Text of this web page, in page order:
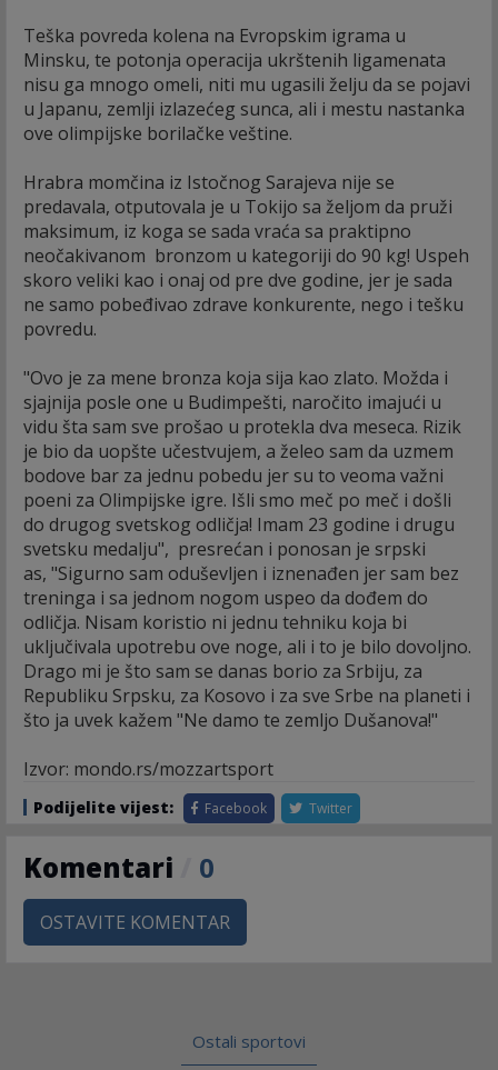
Teška povreda kolena na Evropskim igrama u
Minsku, te potonja operacija ukrštenih ligamenata
nisu ga mnogo omeli, niti mu ugasili želju da se pojavi
u Japanu, zemlji izlazećeg sunca, ali i mestu nastanka
ove olimpijske borilačke veštine.
Hrabra momčina iz Istočnog Sarajeva nije se
predavala, otputovala je u Tokijo sa željom da pruži
maksimum, iz koga se sada vraća sa praktipno
neočakivanom bronzom u kategoriji do 90 kg! Uspeh
skoro veliki kao i onaj od pre dve godine, jer je sada
ne samo pobeđivao zdrave konkurente, nego i tešku
povredu.
"Ovo je za mene bronza koja sija kao zlato. Možda i
sjajnija posle one u Budimpešti, naročito imajući u
vidu šta sam sve prošao u protekla dva meseca. Rizik
je bio da uopšte učestvujem, a želeo sam da uzmem
bodove bar za jednu pobedu jer su to veoma važni
poeni za Olimpijske igre. Išli smo meč po meč i došli
do drugog svetskog odličja! Imam 23 godine i drugu
svetsku medalju", presrećan i ponosan je srpski
as, "Sigurno sam oduševljen i iznenađen jer sam bez
treninga i sa jednom nogom uspeo da dođem do
odličja. Nisam koristio ni jednu tehniku koja bi
uključivala upotrebu ove noge, ali i to je bilo dovoljno.
Drago mi je što sam se danas borio za Srbiju, za
Republiku Srpsku, za Kosovo i za sve Srbe na planeti i
što ja uvek kažem "Ne damo te zemljo Dušanova!"
Izvor: mondo.rs/mozzartsport
Podijelite vijest: Facebook Twitter
Komentari 0
OSTAVITE KOMENTAR
Ostali sportovi